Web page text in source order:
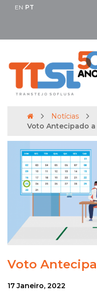
EN PT
Notícias
Voto Antecipado
Voto
17 Janeiro, 2022